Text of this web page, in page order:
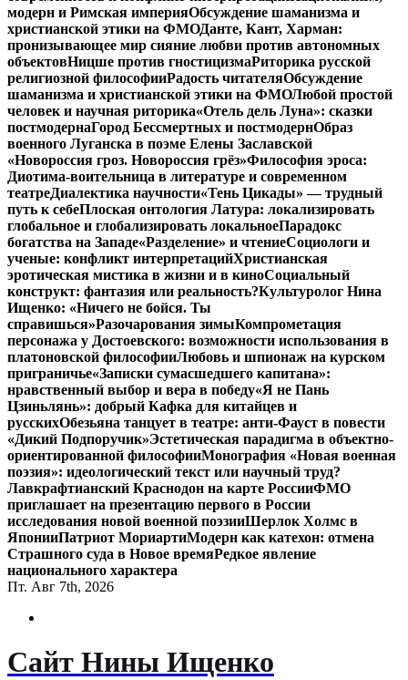
модерн и Римская империяОбсуждение шаманизма и
христианской этики на ФМОДанте, Кант, Харман:
пронизывающее мир сияние любви против автономных
объектовНицше против гностицизмаРиторика русской
религиозной философииРадость читателяОбсуждение
шаманизма и христианской этики на ФМОЛюбой простой
человек и научная риторика«Отель дель Луна»: сказки
постмодернаГород Бессмертных и постмодернОбраз
военного Луганска в поэме Елены Заславской
«Новороссия гроз. Новороссия грёз»Философия эроса:
Диотима-воительница в литературе и современном
театреДиалектика научности«Тень Цикады» — трудный
путь к себеПлоская онтология Латура: локализировать
глобальное и глобализировать локальноеПарадокс
богатства на Западе«Разделение» и чтениеСоциологи и
ученые: конфликт интерпретацийХристианская
эротическая мистика в жизни и в киноСоциальный
конструкт: фантазия или реальность?Культуролог Нина
Ищенко: «Ничего не бойся. Ты
справишься»Разочарования зимыКомпрометация
персонажа у Достоевского: возможности использования в
платоновской философииЛюбовь и шпионаж на курском
приграничье«Записки сумасшедшего капитана»:
нравственный выбор и вера в победу«Я не Пань
Цзиньлянь»: добрый Кафка для китайцев и
русскихОбезьяна танцует в театре: анти-Фауст в повести
«Дикий Подпоручик»Эстетическая парадигма в объектно-
ориентированной философииМонография «Новая военная
поэзия»: идеологический текст или научный труд?
Лавкрафтианский Краснодон на карте РоссииФМО
приглашает на презентацию первого в России
исследования новой военной поэзииШерлок Холмс в
ЯпонииПатриот МориартиМодерн как катехон: отмена
Страшного суда в Новое времяРедкое явление
национального характера
Пт. Авг 7th, 2026
Сайт Нины Ищенко